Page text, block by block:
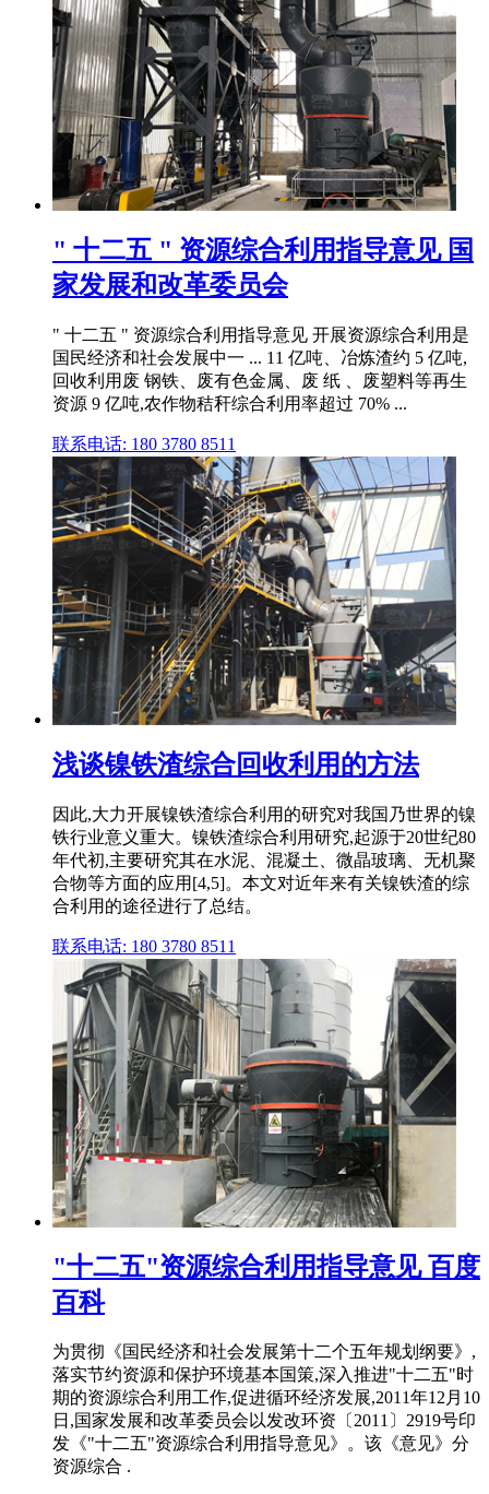
" 十二五 " 资源综合利用指导意见 国
家发展和改革委员会
" 十二五 " 资源综合利用指导意见 开展资源综合利用是
国民经济和社会发展中一 ... 11 亿吨、冶炼渣约 5 亿吨,
回收利用废 钢铁、废有色金属、废 纸 、废塑料等再生
资源 9 亿吨,农作物秸秆综合利用率超过 70% ...
联系电话: 180 3780 8511
浅谈镍铁渣综合回收利用的方法
因此,大力开展镍铁渣综合利用的研究对我国乃世界的镍
铁行业意义重大。镍铁渣综合利用研究,起源于20世纪80
年代初,主要研究其在水泥、混凝土、微晶玻璃、无机聚
合物等方面的应用[4,5]。本文对近年来有关镍铁渣的综
合利用的途径进行了总结。
联系电话: 180 3780 8511
"十二五"资源综合利用指导意见 百度
百科
为贯彻《国民经济和社会发展第十二个五年规划纲要》,
落实节约资源和保护环境基本国策,深入推进"十二五"时
期的资源综合利用工作,促进循环经济发展,2011年12月10
日,国家发展和改革委员会以发改环资〔2011〕2919号印
发《"十二五"资源综合利用指导意见》。该《意见》分
资源综合 .